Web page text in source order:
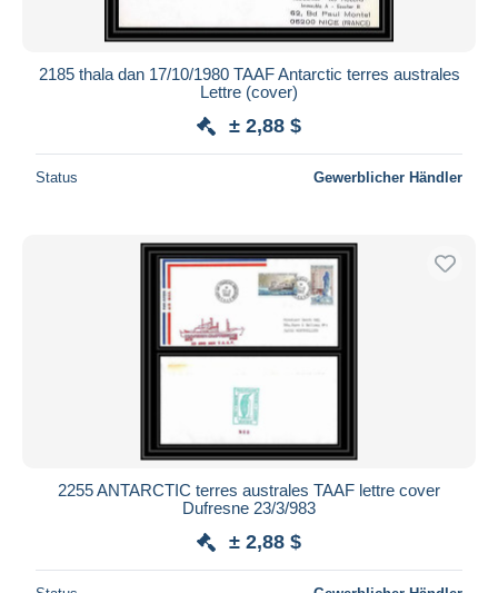
2185 thala dan 17/10/1980 TAAF Antarctic terres australes
Lettre (cover)
± 2,88 $
Status Gewerblicher Händler
2255 ANTARCTIC terres australes TAAF lettre cover
Dufresne 23/3/983
± 2,88 $